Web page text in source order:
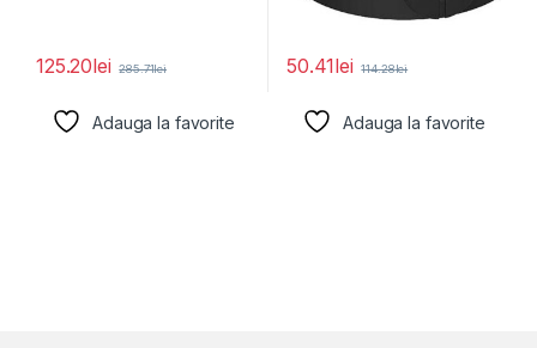
125.20lei 285.71lei
Adauga la favorite
50.41lei 114.28lei
Adauga la favorite